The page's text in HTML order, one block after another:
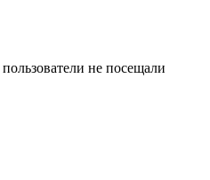
это
не посещали